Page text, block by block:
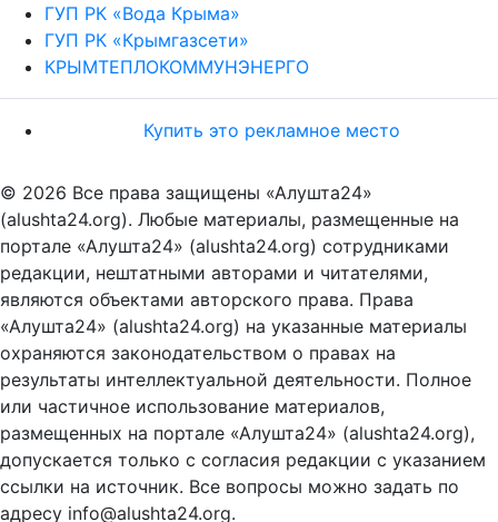
ГУП РК «Вода Крыма»
ГУП РК «Крымгазсети»
КРЫМТЕПЛОКОММУНЭНЕРГО
Купить это рекламное место
© 2026 Все права защищены «Алушта24»
(alushta24.org). Любые материалы, размещенные на
портале «Алушта24» (alushta24.org) сотрудниками
редакции, нештатными авторами и читателями,
являются объектами авторского права. Права
«Алушта24» (alushta24.org) на указанные материалы
охраняются законодательством о правах на
результаты интеллектуальной деятельности. Полное
или частичное использование материалов,
размещенных на портале «Алушта24» (alushta24.org),
допускается только с согласия редакции с указанием
ссылки на источник. Все вопросы можно задать по
адресу info@alushta24.org.